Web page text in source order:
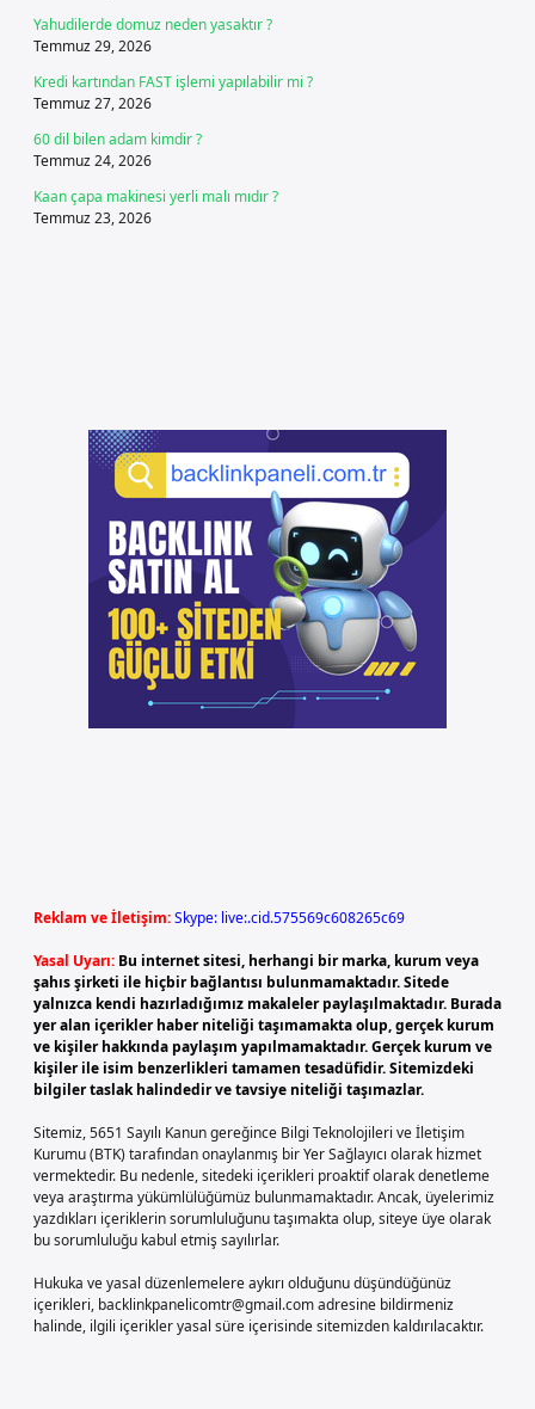
Yahudilerde domuz neden yasaktır ?
Temmuz 29, 2026
Kredi kartından FAST işlemi yapılabilir mi ?
Temmuz 27, 2026
60 dil bilen adam kimdir ?
Temmuz 24, 2026
Kaan çapa makinesi yerli malı mıdır ?
Temmuz 23, 2026
Reklam ve İletişim:Skype: live:.cid.575569c608265c69
Yasal Uyarı: Bu internet sitesi, herhangi bir marka, kurum veya
şahıs şirketi ile hiçbir bağlantısı bulunmamaktadır. Sitede
yalnızca kendi hazırladığımız makaleler paylaşılmaktadır. Burada
yer alan içerikler haber niteliği taşımamakta olup, gerçek kurum
ve kişiler hakkında paylaşım yapılmamaktadır. Gerçek kurum ve
kişiler ile isim benzerlikleri tamamen tesadüfidir. Sitemizdeki
bilgiler taslak halindedir ve tavsiye niteliği taşımazlar.
Sitemiz, 5651 Sayılı Kanun gereğince Bilgi Teknolojileri ve İletişim
Kurumu (BTK) tarafından onaylanmış bir Yer Sağlayıcı olarak hizmet
vermektedir. Bu nedenle, sitedeki içerikleri proaktif olarak denetleme
veya araştırma yükümlülüğümüz bulunmamaktadır. Ancak, üyelerimiz
yazdıkları içeriklerin sorumluluğunu taşımakta olup, siteye üye olarak
bu sorumluluğu kabul etmiş sayılırlar.
Hukuka ve yasal düzenlemelere aykırı olduğunu düşündüğünüz
içerikleri, backlinkpanelicomtr@gmail.comadresine bildirmeniz
halinde, ilgili içerikler yasal süre içerisinde sitemizden kaldırılacaktır.